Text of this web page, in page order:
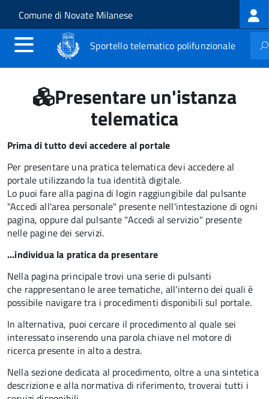
Salta al contenuto principale
Skip to site navigation
Comune di Novate Milanese
Sportello telematico polifunzionale
Presentare un'istanza
telematica
Prima di tutto devi accedere al portale
Per presentare una pratica telematica devi accedere al
portale utilizzando la tua identità digitale.
Lo puoi fare alla pagina di login raggiungibile dal pulsante
"Accedi all'area personale" presente nell'intestazione di ogni
pagina, oppure dal pulsante "Accedi al servizio" presente
nelle pagine dei servizi.
...individua la pratica da presentare
Nella pagina principale trovi una serie di pulsanti
che rappresentano le aree tematiche, all'interno dei quali è
possibile navigare tra i procedimenti disponibili sul portale.
In alternativa, puoi cercare il procedimento al quale sei
interessato inserendo una parola chiave nel motore di
ricerca presente in alto a destra.
Nella sezione dedicata al procedimento, oltre a una sintetica
descrizione e alla normativa di riferimento, troverai tutti i